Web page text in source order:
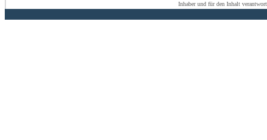
Inhaber und für den Inhalt